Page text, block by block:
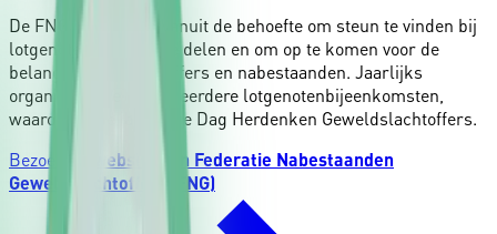
De FNG is ontstaan vanuit de behoefte om steun te vinden bij
lotgenoten, verdriet te delen en om op te komen voor de
belangen van slachtoffers en nabestaanden. Jaarlijks
organiseert de FNG meerdere lotgenotenbijeenkomsten,
waaronder de jaarlijkse Dag Herdenken Geweldslachtoffers.
Bezoek de
website van Federatie Nabestaanden
Geweldslachtoffers (FNG)